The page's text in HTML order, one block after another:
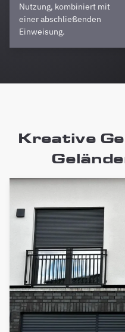
Nutzung, kombiniert mit
einer abschließenden
Einweisung.
Kreative